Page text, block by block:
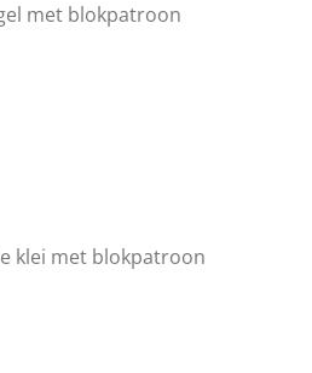
met blokpatroon
klei met blokpatroon